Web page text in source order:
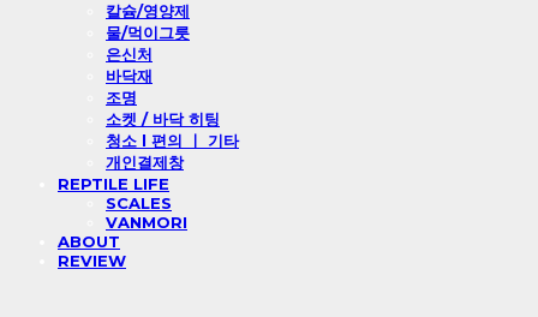
칼슘/영양제
물/먹이그릇
은신처
바닥재
조명
소켓 / 바닥 히팅
청소 l 편의 ㅣ 기타
개인결제창
REPTILE LIFE
SCALES
VANMORI
ABOUT
REVIEW